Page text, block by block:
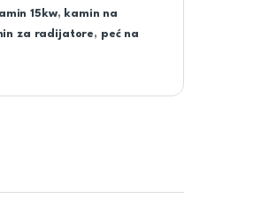
15kw, kamin na
za radijatore, peć na